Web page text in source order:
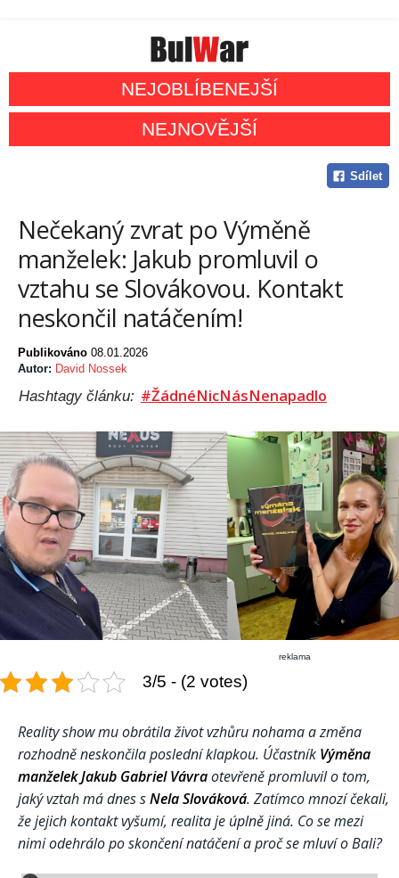
NEJOBLÍBENEJŠÍ
NEJNOVĚJŠÍ
Sdílet
Nečekaný zvrat po Výměně
manželek: Jakub promluvil o
vztahu se Slovákovou. Kontakt
neskončil natáčením!
Publikováno 08.01.2026
Autor: David Nossek
Hashtagy článku: #ŽádnéNicNásNenapadlo
reklama
3/5 - (2 votes)
Reality show mu obrátila život vzhůru nohama a změna
rozhodně neskončila poslední klapkou. Účastník Výměna
manželekJakub Gabriel Vávraotevřeně promluvil o tom,
jaký vztah má dnes sNela Slováková. Zatímco mnozí čekali,
že jejich kontakt vyšumí, realita je úplně jiná. Co se mezi
nimi odehrálo po skončení natáčení a proč se mluví o Bali?